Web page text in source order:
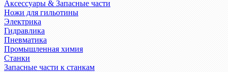
Аксессуары & Запасные части
Ножи для гильотины
Электрика
Гидравлика
Пневматика
Промышленная химия
Станки
Запасные части к станкам